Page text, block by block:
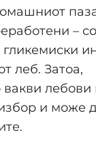
–
леб. Затоа,
лебови
и може